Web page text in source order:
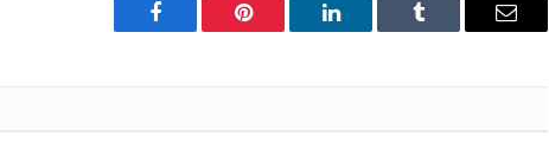
Facebook Pinterest LinkedIn Tumblr Email